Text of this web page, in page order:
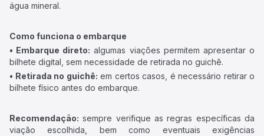
água mineral.
Como funciona o embarque
• Embarque direto: algumas viações permitem apresentar o
bilhete digital, sem necessidade de retirada no guichê.
• Retirada no guichê: em certos casos, é necessário retirar o
bilhete físico antes do embarque.
Recomendação: sempre verifique as regras específicas da
viação escolhida, bem como eventuais exigências